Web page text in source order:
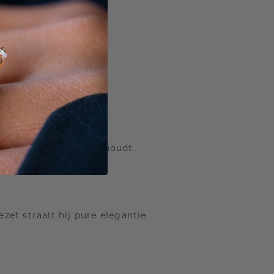
kracht en verfijning
voor de man die houdt
straalt hij pure elegantie